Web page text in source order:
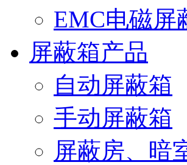
EMC电磁屏
屏蔽箱产品
自动屏蔽箱
手动屏蔽箱
屏蔽房、暗